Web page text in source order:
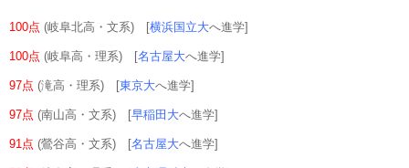
100点 (岐阜北高・文系) [横浜国立大へ進学]
100点 (岐阜高・理系) [名古屋大へ進学]
97点 (滝高・理系) [東京大へ進学]
97点 (南山高・文系) [早稲田大へ進学]
91点 (鶯谷高・文系) [名古屋大へ進学]